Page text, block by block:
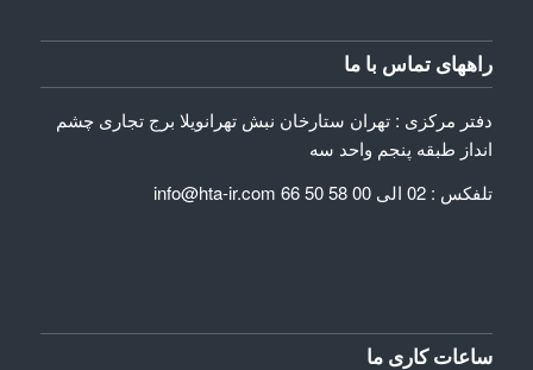
راههای تماس با ما
دفتر مرکزی : تهران ستارخان نبش تهرانویلا برج تجاری چشم
انداز طبقه پنجم واحد سه
تلفکس : 02 الی 00 58 50 66 info@hta-ir.com
ساعات کاری ما